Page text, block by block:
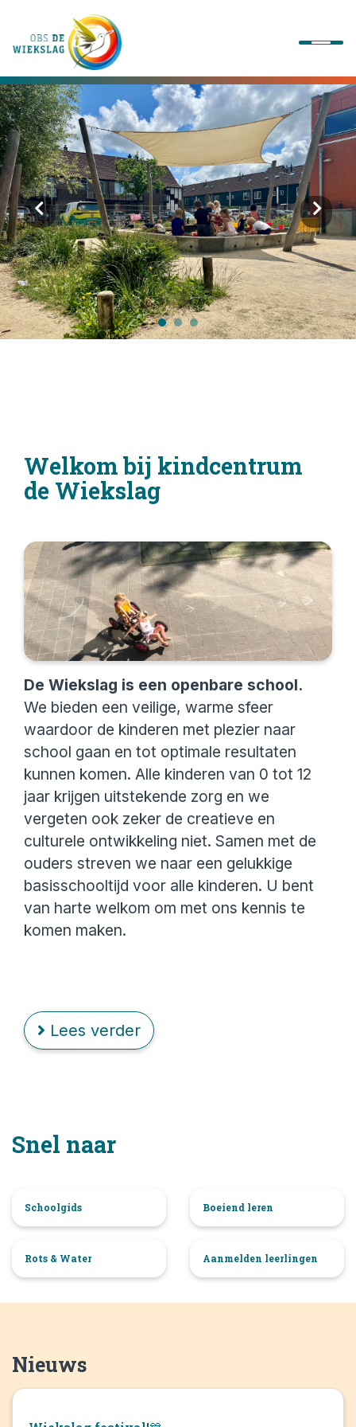
Onze school
Ons onderwijs
Onze activiteiten
Praktische informatie
Kennismaking
Contact
Welkom bij kindcentrum
de Wiekslag
De Wiekslag is een openbare school.
We bieden een veilige, warme sfeer
waardoor de kinderen met plezier naar
school gaan en tot optimale resultaten
kunnen komen. Alle kinderen van 0 tot 12
jaar krijgen uitstekende zorg en we
vergeten ook zeker de creatieve en
culturele ontwikkeling niet. Samen met de
ouders streven we naar een gelukkige
basisschooltijd voor alle kinderen. U bent
van harte welkom om met ons kennis te
komen maken.
Lees verder
Snel naar
Schoolgids Boeiend leren
Rots & Water Aanmelden leerlingen
Nieuws